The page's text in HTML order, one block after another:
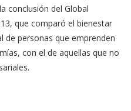
conclusión del Global
que comparó el bienestar
de personas que emprenden
con el de aquellas que no